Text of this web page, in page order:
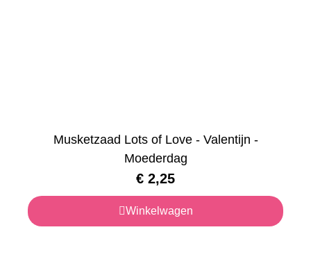
Musketzaad Lots of Love - Valentijn -
Moederdag
€ 2,25
Winkelwagen